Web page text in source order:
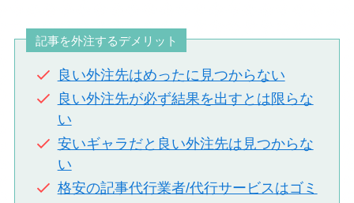
記事を外注するデメリット
良い外注先はめったに見つからない
良い外注先が必ず結果を出すとは限らな
い
安いギャラだと良い外注先は見つからな
い
格安の記事代行業者/代行サービスはゴミ